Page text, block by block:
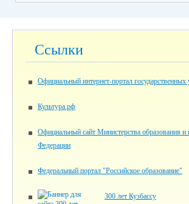
Ссылки
Официальный интернет-портал государственных
Культура.рф
Официальный сайт Министерства образования и
Федерации
Федеральный портал "Российское образование"
300 лет Кузбассу